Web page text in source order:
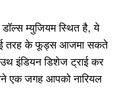
डॉल्स म्युजियम स्थित है, ये
तरह के फूड्स आजमा सकते
इंडियन डिशेज ट्राई कर
एक जगह आपको नारियल